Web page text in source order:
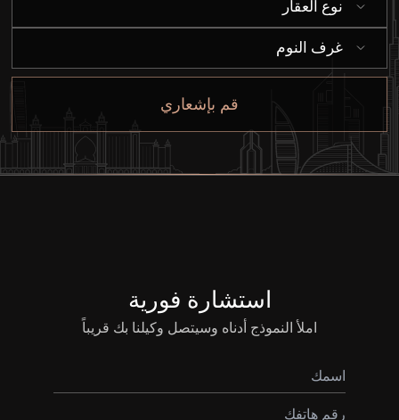
بيع
قيد الإنشاء
الوكلاء
نوع العقار
غرف النوم
قم بإشعاري
استشارة فورية
املأ النموذج أدناه وسيتصل وكيلنا بك قريباً